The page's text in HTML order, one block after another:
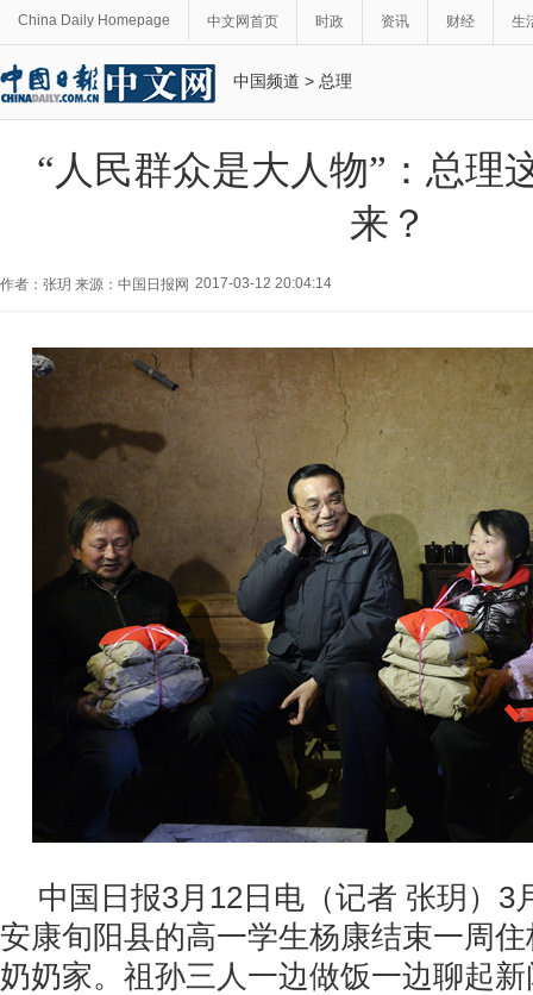
China Daily Homepage 中文网首页 时政 资讯 财经 生
中国频道 > 总理
“人民群众是大人物”：总理
来？
作者：张玥 来源：中国日报网 2017-03-12 20:04:14
中国日报3月12日电（记者 张玥） 3
安康旬阳县的高一学生杨康结束一周
奶奶家。祖孙三人一边做饭一边聊起